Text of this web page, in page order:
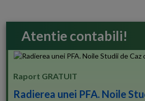
Atentie contabili!
Raport GRATUIT
Radierea unei PFA. Noile